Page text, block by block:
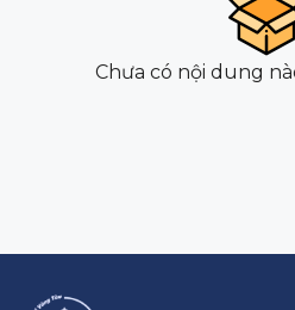
Chưa có nội dung